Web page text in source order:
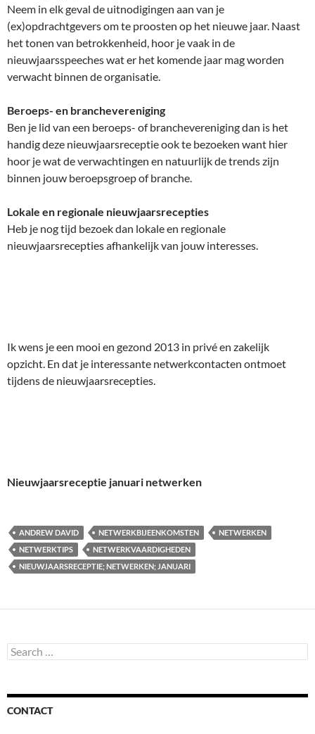
Neem in elk geval de uitnodigingen aan van je
(ex)opdrachtgevers om te proosten op het nieuwe jaar. Naast
het tonen van betrokkenheid, hoor je vaak in de
nieuwjaarsspeeches wat er het komende jaar mag worden
verwacht binnen de organisatie.
Beroeps- en branchevereniging
Ben je lid van een beroeps- of branchevereniging dan is het
handig deze nieuwjaarsreceptie ook te bezoeken want hier
hoor je wat de verwachtingen en natuurlijk de trends zijn
binnen jouw beroepsgroep of branche.
Lokale en regionale nieuwjaarsrecepties
Heb je nog tijd bezoek dan lokale en regionale
nieuwjaarsrecepties afhankelijk van jouw interesses.
Ik wens je een mooi en gezond 2013 in privé en zakelijk
opzicht. En dat je interessante netwerkcontacten ontmoet
tijdens de nieuwjaarsrecepties.
Nieuwjaarsreceptie januari netwerken
ANDREW DAVID NETWERKBIJEENKOMSTEN
NETWERKEN
NETWERKTIPS
NETWERKVAARDIGHEDEN
NIEUWJAARSRECEPTIE; NETWERKEN; JANUARI
Search
for:
CONTACT